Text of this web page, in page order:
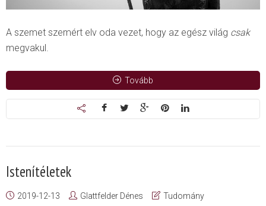
A szemet szemért elv oda vezet, hogy az egész világ csak
megvakul.
Tovább
Istenítéletek
2019-12-13 Glattfelder Dénes
Tudomány